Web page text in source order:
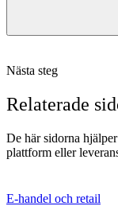
Nästa steg
Relaterade
De här sidorna
plattform eller
E-handel och retail